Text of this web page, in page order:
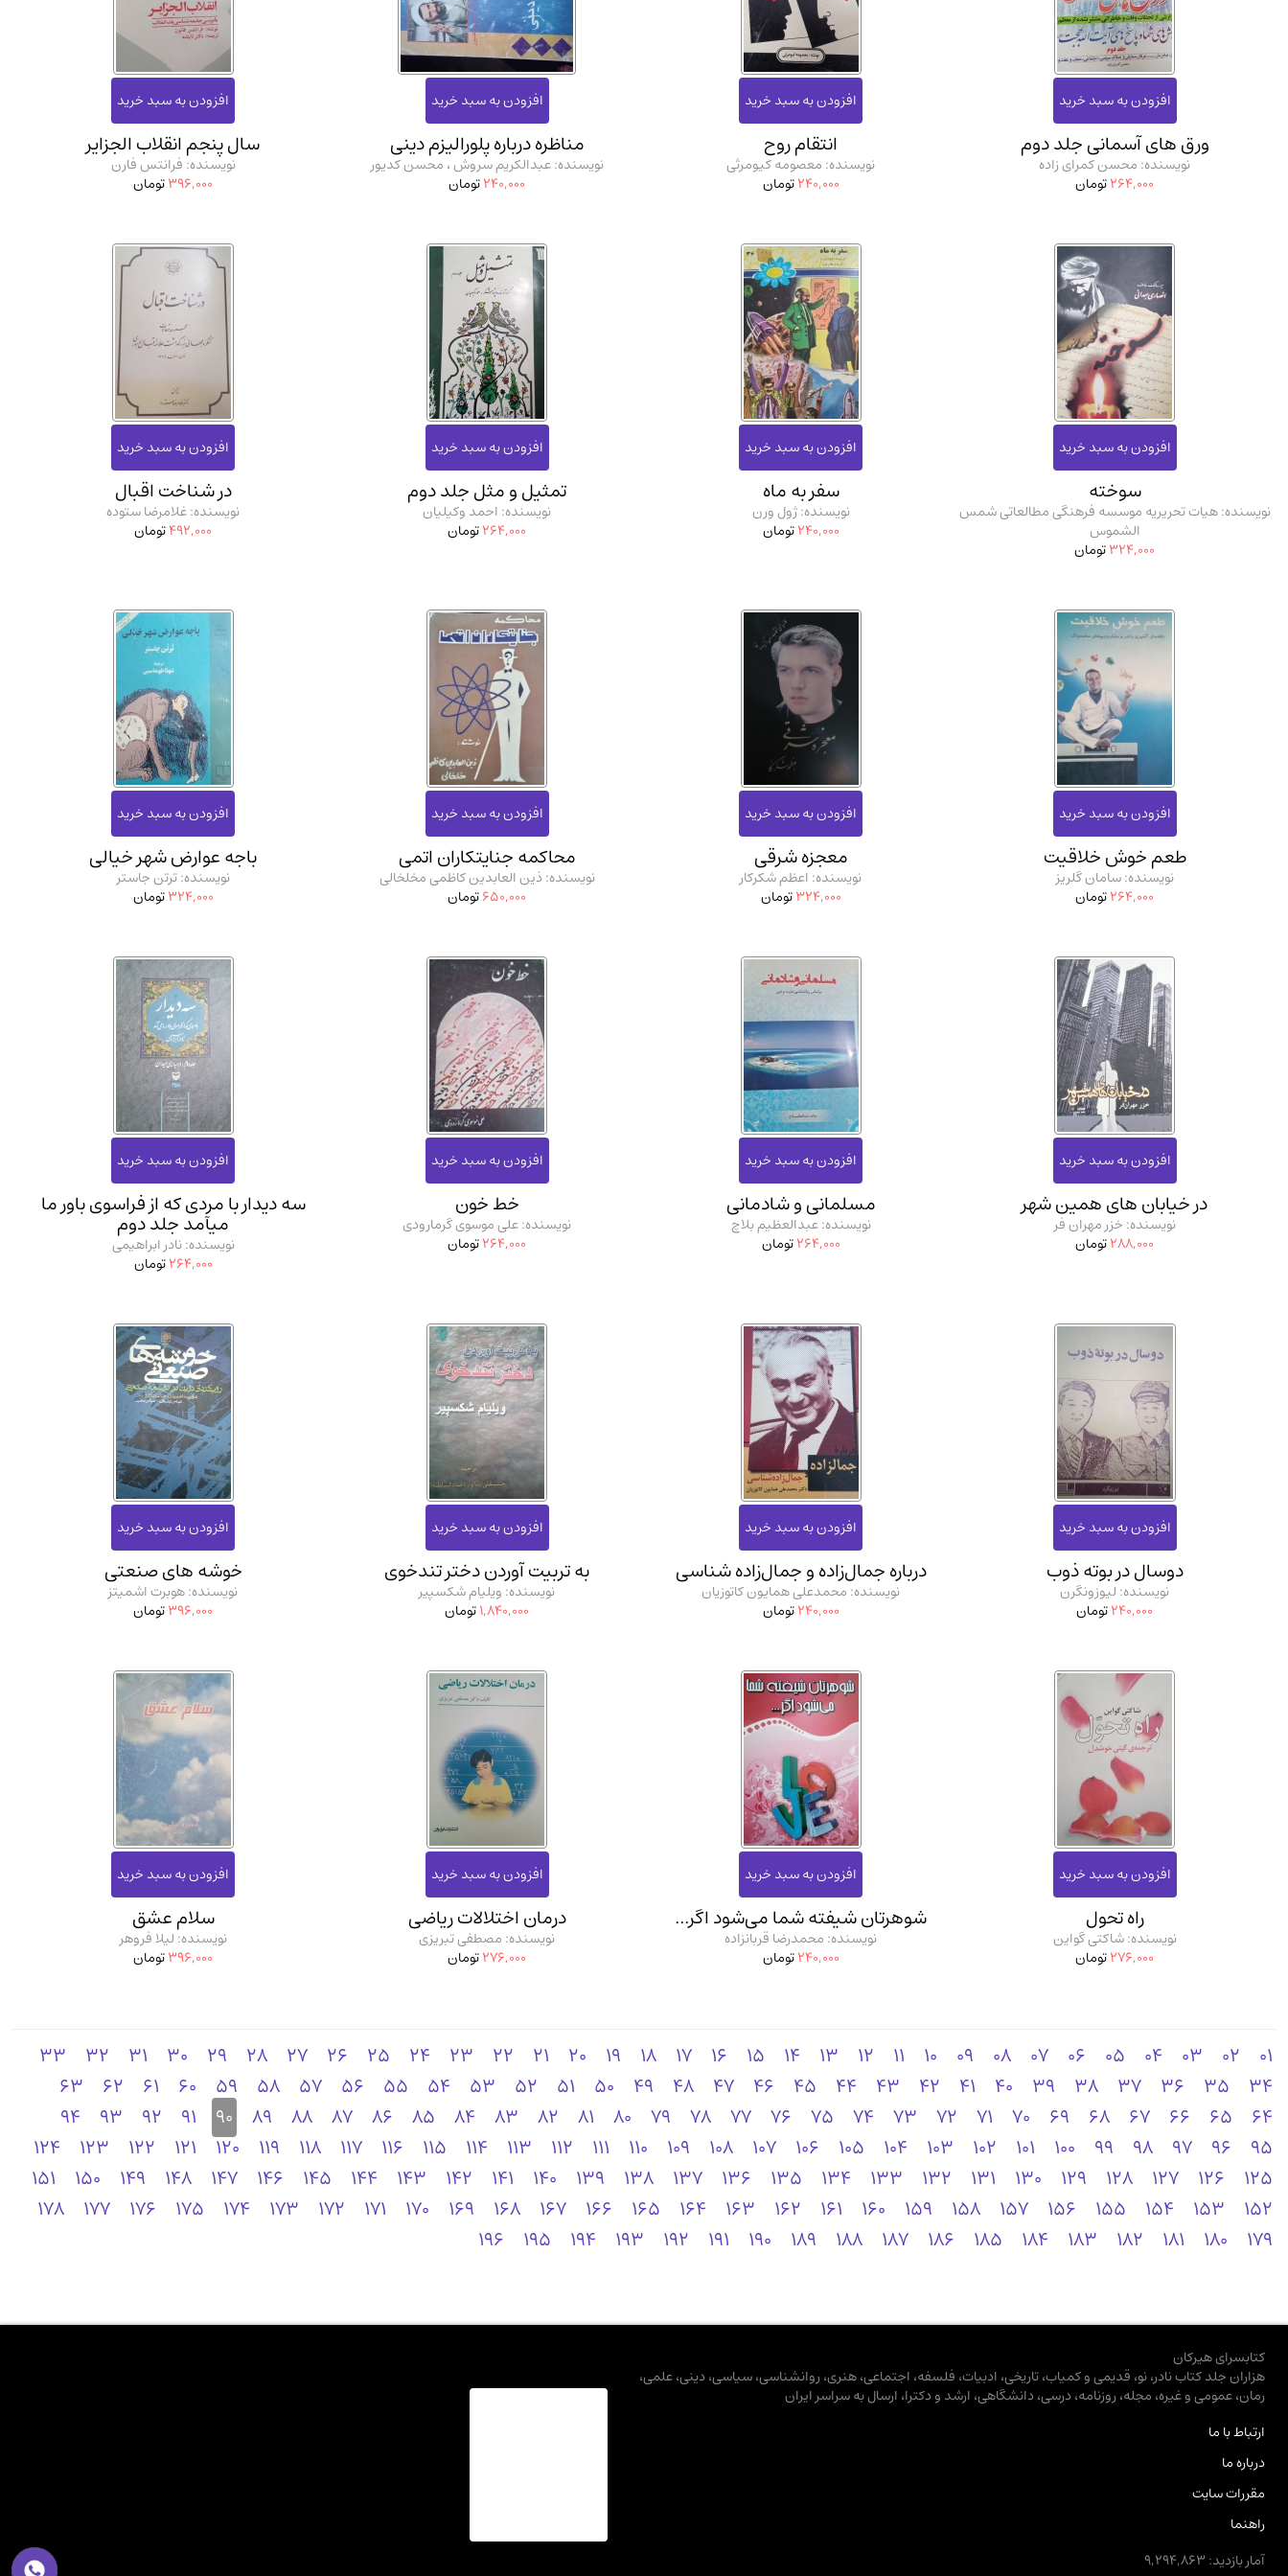
استخدامی و کاریابی دولتی و خصوصی.سوالـات و آزمونها
آموزشی و کنکوری مدرسان شریف و انتشارت ارشد کتاب‌های.. (2)
دانشگاه پیامـ نور(10)
ورق های آسمانی جلد دوم
نویسنده: محسن کمرای زاده
264,000تومان
انتقام روح
نویسنده: معصومه کیومرثی
240,000تومان
مناظره درباره پلورالیزم دینی
نویسنده: عبدالکریم سروش ، محسن کدیور
240,000تومان
سال پنجم انقلاب الجزایر
نویسنده: فرانتس فارن
396,000تومان
سوخته
نویسنده: هیات تحریریه موسسه فرهنگی مطالعاتی شمس
الشموس
324,000تومان
سفر به ماه
نویسنده: ژول ورن
240,000تومان
تمثیل و مثل جلد دوم
نویسنده: احمد وکیلیان
264,000تومان
در شناخت اقبال
نویسنده: غلامرضا ستوده
492,000تومان
طعم خوش خلاقیت
نویسنده: سامان گلریز
264,000تومان
معجزه شرقی
نویسنده: اعظم شکرکار
324,000تومان
محاکمه جنایتکاران اتمی
نویسنده: ذین العابدین کاظمی مخلخالی
650,000تومان
باجه عوارض شهر خیالی
نویسنده: ترتن جاستر
324,000تومان
در خیابان های همین شهر
نویسنده: خزر مهران فر
288,000تومان
مسلمانی و شادمانی
نویسنده: عبدالعظیم بلاچ
264,000تومان
خط خون
نویسنده: علی موسوی گرمارودی
264,000تومان
سه دیدار با مردی که از فراسوی باور ما
میآمد جلد دوم
نویسنده: نادر ابراهیمی
264,000تومان
دوسال در بوته ذوب
نویسنده: لیوزونگرن
240,000تومان
درباره جمال‌زاده و جمال‌زاده شناسی
نویسنده: محمدعلی همایون کاتوزیان
240,000تومان
به تربیت آوردن دختر تندخوی
نویسنده: ویلیام شکسپیر
1,840,000تومان
خوشه های صنعتی
نویسنده: هوبرت اشمیتز
396,000تومان
راه تحول
نویسنده: شاکتی گواین
276,000تومان
شوهرتان شیفته شما می‌شود اگر...
نویسنده: محمدرضا قربانزاده
240,000تومان
درمان اختلالات ریاضی
نویسنده: مصطفی تبریزی
276,000تومان
سلام عشق
نویسنده: لیلا فروهر
396,000تومان
01
02
03
04
05
06
07
08
09
10
11
12
13
14
15
16
17
18
19
20
21
22
23
24
25
26
27
28
29
30
31
32
33
34
35
36
37
38
39
40
41
42
43
44
45
46
47
48
49
50
51
52
53
54
55
56
57
58
59
60
61
62
63
64
65
66
67
68
69
70
71
72
73
74
75
76
77
78
79
80
81
82
83
84
85
86
87
88
89
90
91
92
93
94
95
96
97
98
99
100
101
102
103
104
105
106
107
108
109
110
111
112
113
114
115
116
117
118
119
120
121
122
123
124
125
126
127
128
129
130
131
132
133
134
135
136
137
138
139
140
141
142
143
144
145
146
147
148
149
150
151
152
153
154
155
156
157
158
159
160
161
162
163
164
165
166
167
168
169
170
171
172
173
174
175
176
177
178
179
180
181
182
183
184
185
186
187
188
189
190
191
192
193
194
195
196
کتابسرای هیرکان
هزاران جلد کتاب نادر، نو، قدیمی و کمیاب، تاریخی، ادبیات، فلسفه، اجتماعی، هنری، روانشناسی، سیاسی، دینی، علمی،
رمان، عمومی و غیره، مجله، روزنامه، درسی، دانشگاهی، ارشد و دکترا، ارسال به سراسر ایران
ارتباط با ما
درباره ما
مقررات سایت
راهنما
آمار بازدید: 9,294,863